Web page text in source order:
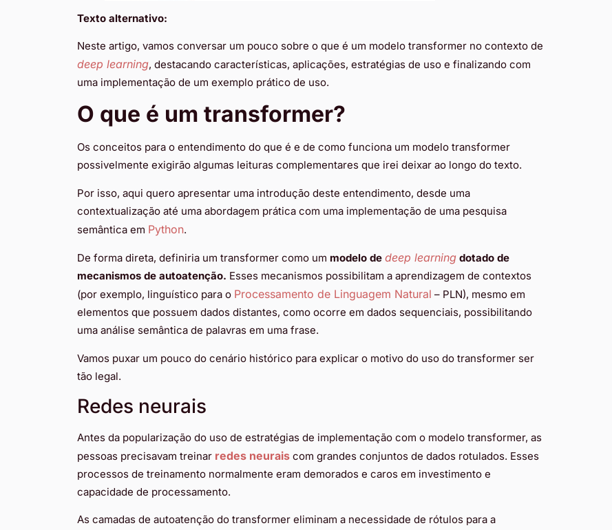
Texto alternativo:
Neste artigo, vamos conversar um pouco sobre o que é um modelo transformer no contexto de
deep learning, destacando características, aplicações, estratégias de uso e finalizando com
uma implementação de um exemplo prático de uso.
O que é um transformer?
Os conceitos para o entendimento do que é e de como funciona um modelo transformer
possivelmente exigirão algumas leituras complementares que irei deixar ao longo do texto.
Por isso, aqui quero apresentar uma introdução deste entendimento, desde uma
contextualização até uma abordagem prática com uma implementação de uma pesquisa
semântica em Python.
De forma direta, definiria um transformer como um modelo de deep learning dotado de
mecanismos de autoatenção. Esses mecanismos possibilitam a aprendizagem de contextos
(por exemplo, linguístico para o Processamento de Linguagem Natural – PLN), mesmo em
elementos que possuem dados distantes, como ocorre em dados sequenciais, possibilitando
uma análise semântica de palavras em uma frase.
Vamos puxar um pouco do cenário histórico para explicar o motivo do uso do transformer ser
tão legal.
Redes neurais
Antes da popularização do uso de estratégias de implementação com o modelo transformer, as
pessoas precisavam treinar redes neurais com grandes conjuntos de dados rotulados. Esses
processos de treinamento normalmente eram demorados e caros em investimento e
capacidade de processamento.
As camadas de autoatenção do transformer eliminam a necessidade de rótulos para a